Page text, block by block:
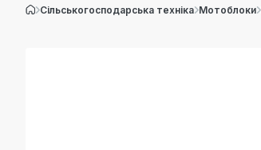
Сільськогосподарська техніка Мотоблоки